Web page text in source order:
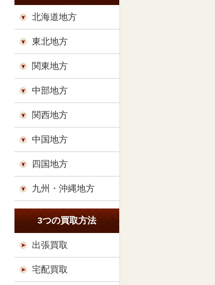
北海道地方
東北地方
関東地方
中部地方
関西地方
中国地方
四国地方
九州・沖縄地方
3つの買取方法
出張買取
宅配買取